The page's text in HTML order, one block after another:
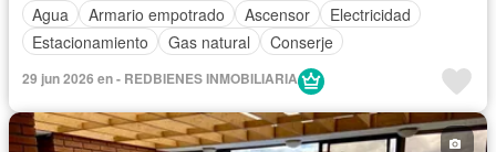
Agua
Armario empotrado Ascensor
Electricidad
Estacionamiento
Gas natural Conserje
29 jun 2026 en - REDBIENES INMOBILIARIA